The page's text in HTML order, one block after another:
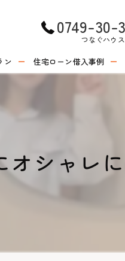
0749-30-
つなぐハウス
ン 住宅ローン借入事例
オシャレ